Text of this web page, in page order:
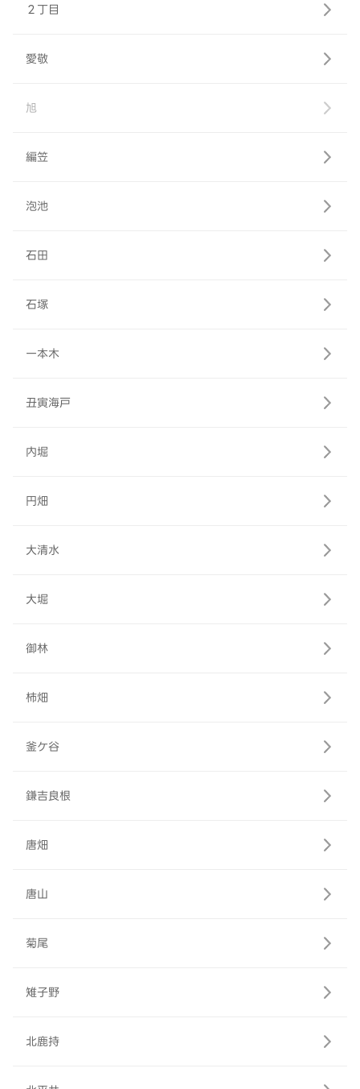
２丁目
愛敬
旭
編笠
泡池
石田
石塚
一本木
丑寅海戸
内堀
円畑
大清水
大堀
御林
柿畑
釜ケ谷
鎌吉良根
唐畑
唐山
菊尾
雉子野
北鹿持